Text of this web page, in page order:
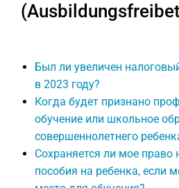
Был ли увеличен
в 2023 году?
Когда будет признано
обучение или школьное
совершеннолетнего
Сохраняется ли мое право
пособия на ребенка, если